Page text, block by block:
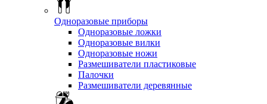
Одноразовые приборы
Одноразовые ложки
Одноразовые вилки
Одноразовые ножи
Размешиватели пластиковые
Палочки
Размешиватели деревянные